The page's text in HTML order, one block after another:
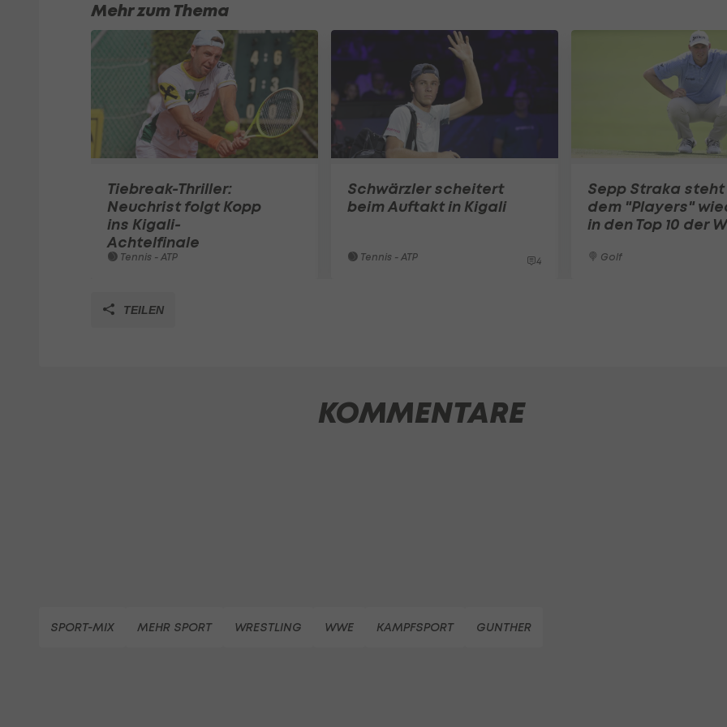
Mehr zum Thema
Tiebreak-Thriller:
Neuchrist folgt Kopp
ins Kigali-
Achtelfinale
Tennis - ATP
Schwärzler scheitert
beim Auftakt in Kigali
Tennis - ATP 4
Sepp Straka steht
dem "Players"
in den Top 10 der
Golf
TEILEN
KOMMENTARE
SPORT-MIX MEHR SPORT WRESTLING WWE KAMPFSPORT GUNTHER